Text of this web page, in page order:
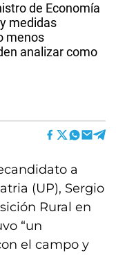
de Economía
medidas
menos
analizar como
a
(UP), Sergio
Rural en
“un
el campo y